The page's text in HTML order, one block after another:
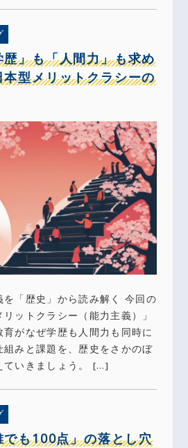
」も「人間力」も求め
型メリットクラシーの
を「歴史」から読み解く 今回の
ットクラシー（能力主義）」
がなぜ学歴も人間力も同時に
みと課題を、歴史をさかのぼ
ていきましょう。 […]
でも100点」の落とし穴